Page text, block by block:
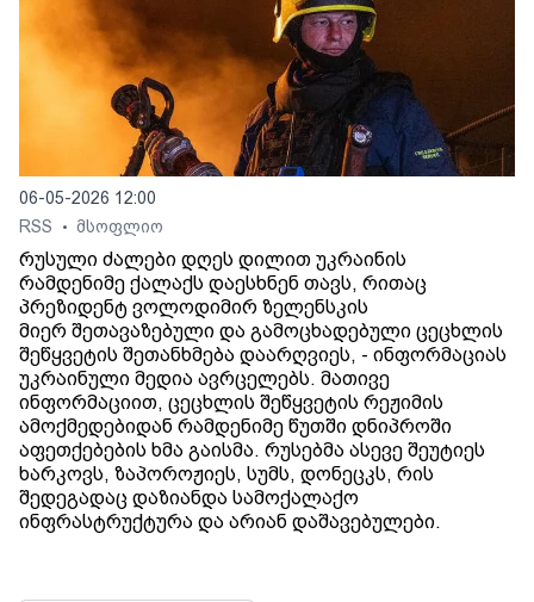
06-05-2026 12:00
RSS
• მსოფლიო
რუსული ძალები დღეს დილით უკრაინის
რამდენიმე ქალაქს დაესხნენ თავს, რითაც
პრეზიდენტ ვოლოდიმირ ზელენსკის
მიერ შეთავაზებული და გამოცხადებული ცეცხლის
შეწყვეტის შეთანხმება დაარღვიეს, - ინფორმაციას
უკრაინული მედია ავრცელებს. მათივე
ინფორმაციით, ცეცხლის შეწყვეტის რეჟიმის
ამოქმედებიდან რამდენიმე წუთში დნიპროში
აფეთქებების ხმა გაისმა. რუსებმა ასევე შეუტიეს
ხარკოვს, ზაპოროჟიეს, სუმს, დონეცკს, რის
შედეგადაც დაზიანდა სამოქალაქო
ინფრასტრუქტურა და არიან დაშავებულები.